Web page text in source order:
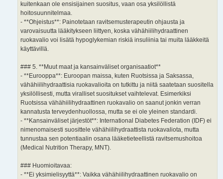
kuitenkaan ole ensisijainen suositus, vaan osa yksilöllistä
hoitosuunnitelmaa.
- **Ohjeistus**: Painotetaan ravitsemusterapeutin ohjausta ja
varovaisuutta lääkitykseen liittyen, koska vähähiilihydraattinen
ruokavalio voi lisätä hypoglykemian riskiä insuliinia tai muita lääkkeitä
käyttävillä.
### 5. **Muut maat ja kansainväliset organisaatiot**
- **Eurooppa**: Euroopan maissa, kuten Ruotsissa ja Saksassa,
vähähiilihydraattisia ruokavalioita on tutkittu ja niitä saatetaan suositella
yksilöllisesti, mutta viralliset suositukset vaihtelevat. Esimerkiksi
Ruotsissa vähähiilihydraattinen ruokavalio on saanut jonkin verran
kannatusta terveydenhuollossa, mutta se ei ole yleinen standardi.
- **Kansainväliset järjestöt**: International Diabetes Federation (IDF) ei
nimenomaisesti suosittele vähähiilihydraattista ruokavaliota, mutta
tunnustaa sen potentiaalin osana lääketieteellistä ravitsemushoitoa
(Medical Nutrition Therapy, MNT).
### Huomioitavaa:
- **Ei yksimielisyyttä**: Vaikka vähähiilihydraattinen ruokavalio on